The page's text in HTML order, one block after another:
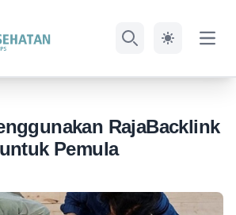
RajaBacklink
untuk Pemula